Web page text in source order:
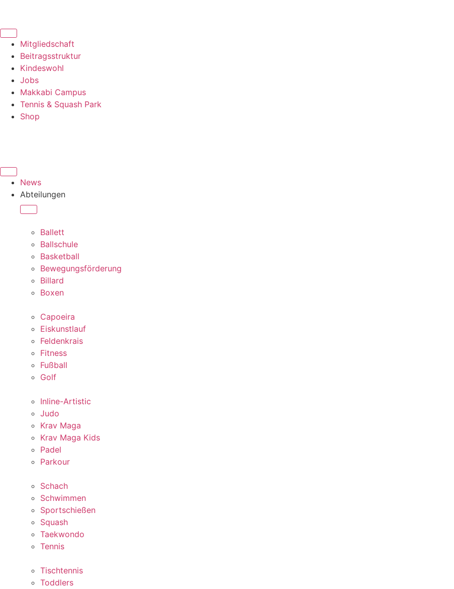
Mitgliedschaft
Beitragsstruktur
Kindeswohl
Jobs
Makkabi Campus
Tennis & Squash Park
Shop
News
Abteilungen
Ballett
Ballschule
Basketball
Bewegungsförderung
Billard
Boxen
Capoeira
Eiskunstlauf
Feldenkrais
Fitness
Fußball
Golf
Inline-Artistic
Judo
Krav Maga
Krav Maga Kids
Padel
Parkour
Schach
Schwimmen
Sportschießen
Squash
Taekwondo
Tennis
Tischtennis
Toddlers